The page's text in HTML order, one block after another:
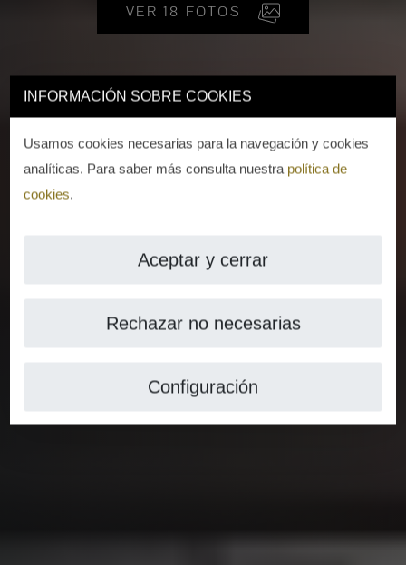
INFORMACIÓN SOBRE COOKIES
Usamos cookies necesarias para la navegación y cookies
analíticas. Para saber más consulta nuestra política de
cookies.
Aceptar y cerrar
Rechazar no necesarias
Configuración
VER 18 FOTOS